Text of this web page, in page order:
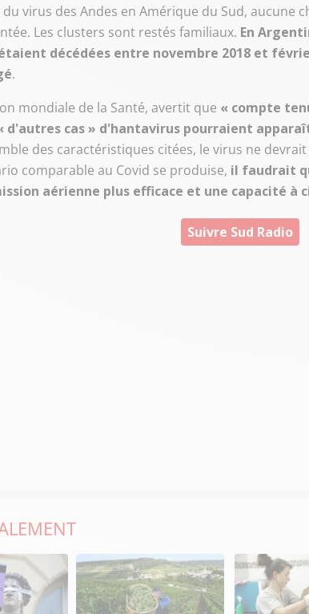
virus des Andes en Amérique du Sud, aucune
Les clusters sont restés familiaux. En
décédées entre novembre 2018 et
.
mondiale de la Santé, avertit que « compte
d'autres cas » d'hantavirus pourraient
des caractéristiques citées, le virus ne
comparable au Covid se produise, il faudrait
aérienne plus efficace et une capacité à
Suivre Sud Radio